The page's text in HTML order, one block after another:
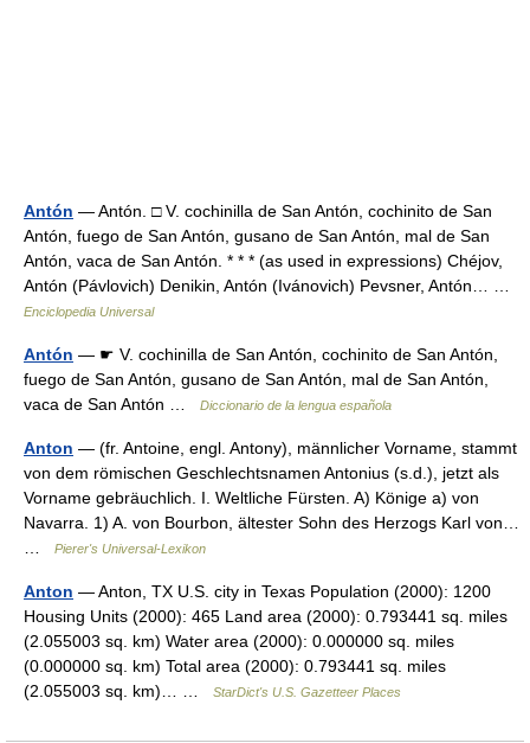
Antón — Antón. □ V. cochinilla de San Antón, cochinito de San
Antón, fuego de San Antón, gusano de San Antón, mal de San
Antón, vaca de San Antón. * * * (as used in expressions) Chéjov,
Antón (Pávlovich) Denikin, Antón (Ivánovich) Pevsner, Antón… …
Enciclopedia Universal
Antón — ☛ V. cochinilla de San Antón, cochinito de San Antón,
fuego de San Antón, gusano de San Antón, mal de San Antón,
vaca de San Antón …
Diccionario de la lengua española
Anton — (fr. Antoine, engl. Antony), männlicher Vorname, stammt
von dem römischen Geschlechtsnamen Antonius (s.d.), jetzt als
Vorname gebräuchlich. I. Weltliche Fürsten. A) Könige a) von
Navarra. 1) A. von Bourbon, ältester Sohn des Herzogs Karl von…
Pierer's Universal-Lexikon
Anton — Anton, TX U.S. city in Texas Population (2000): 1200
Housing Units (2000): 465 Land area (2000): 0.793441 sq. miles
(2.055003 sq. km) Water area (2000): 0.000000 sq. miles
(0.000000 sq. km) Total area (2000): 0.793441 sq. miles
(2.055003 sq. km)… …
StarDict's U.S. Gazetteer Places